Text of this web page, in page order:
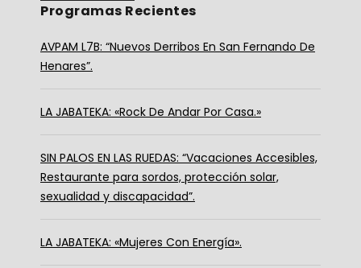
Programas Recientes
AVPAM L7B: “Nuevos Derribos En San Fernando De
Henares”.
LA JABATEKA: «Rock De Andar Por Casa.»
SIN PALOS EN LAS RUEDAS: “Vacaciones Accesibles,
Restaurante para sordos, protección solar,
sexualidad y discapacidad”.
LA JABATEKA: «Mujeres Con Energía».